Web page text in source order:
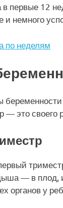
первые 12
и немного
— это своего
— в плод,
органов у